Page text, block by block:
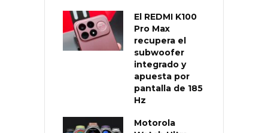
El REDMI K100
Pro Max
recupera el
subwoofer
integrado y
apuesta por
pantalla de 185
Hz
Motorola